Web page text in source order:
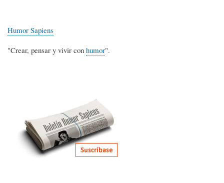
Humor Sapiens
"Crear, pensar y vivir con humor".